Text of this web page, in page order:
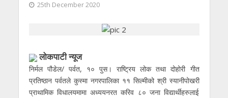
25th December 2020
लोकपाटी न्यूज
निर्मल पौडेल/ पर्वत, १० पुस। राष्ट्रिय लोक तथा दोहोरी गीत
प्रतिष्ठान पर्वतले कुस्मा नगरपालिका ११ सिल्मीको श्री स्यानीपोखरी
प्राथामिक विधालयमामा अध्ययनरत करिव ८० जना विद्यार्थीहरुलाई